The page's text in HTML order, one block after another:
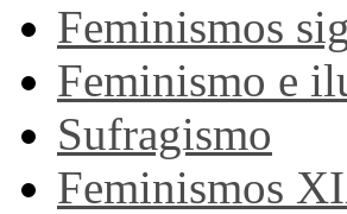
Feminismos
Feminismo e
Sufragismo
Feminismos